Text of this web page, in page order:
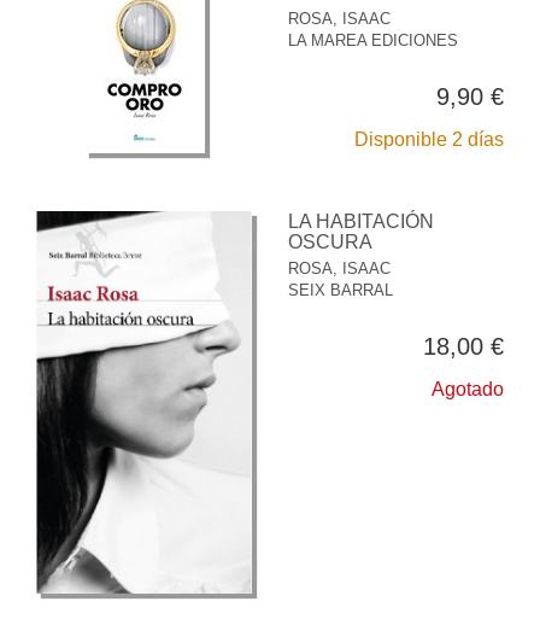
ROSA, ISAAC
LA MAREA EDICIONES
9,90 €
Disponible 2 días
LA HABITACIÓN
OSCURA
ROSA, ISAAC
SEIX BARRAL
18,00 €
Agotado